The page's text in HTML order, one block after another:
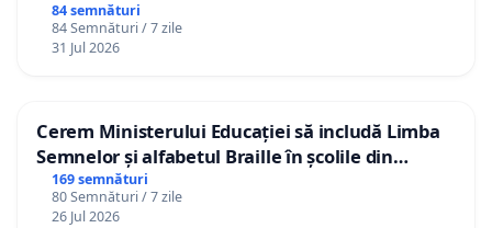
84 semnături
84 Semnături / 7 zile
31 Jul 2026
Cerem Ministerului Educației să includă Limba
Semnelor și alfabetul Braille în școlile din
Republica Moldova!
169 semnături
80 Semnături / 7 zile
26 Jul 2026